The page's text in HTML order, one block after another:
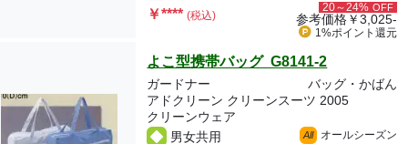
￥**** (税込)
20～24% OFF
参考価格￥3,025-
1%ポイント 還元
よこ型携帯バッグ G8141-2
ガードナー
バッグ・かばん
アドクリーン クリーンスーツ 2005
クリーンウェア
男女共用
All オールシーズン